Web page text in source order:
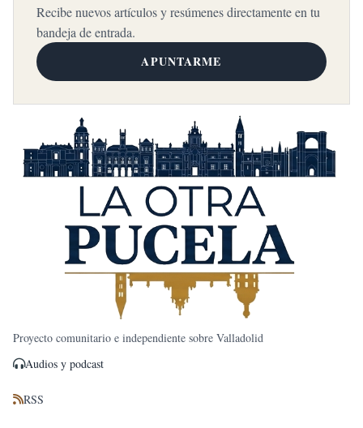
Recibe nuevos artículos y resúmenes directamente en tu
bandeja de entrada.
APUNTARME
Proyecto comunitario e independiente sobre Valladolid
Audios y podcast
RSS